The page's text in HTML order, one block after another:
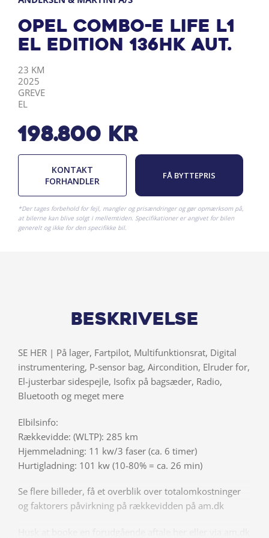
Opel Combo-e Life L1
EL Edition 136HK Aut.
KILOMETER
23 KM
ÅRGANG
2025
BY
GREVE
DRIVMIDDEL
EL
198.800 kr
KONTAKT
FORHANDLER
FÅ BYTTEPRIS
*Der tages forbehold for fejl, mangler og prisændringer og gør opmærksom på,
at bilerne kan blive solgt i mellemtiden. Specifikationer er angivet for bilen
generelt og ikke for den specifikke bil.
Beskrivelse
SE HER | På lager, Fartpilot, Multifunktionsrat, Digital
instrumentering, P-sensor bag, Aircondition, Elruder for,
El-justerbar sidespejle, Isofix på bagsæder, Radio,
Bluetooth og meget mere
Elbilsinfo:
Rækkevidde: (WLTP): 285 km
Hjemmeladning: 11 kw/3 faser (ca. 6 timer)
Hurtigladning: 101 kw (10-80% = ca. 26 min)
Se flere billeder, få et overblik over totalomkostninger
og faktorers påvirkning på rækkevidden på am.dk